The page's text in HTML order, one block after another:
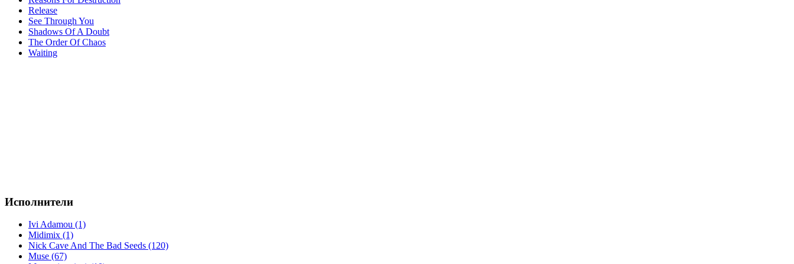
Release
See Through You
Shadows Of A Doubt
The Order Of Chaos
Waiting
Исполнители
Ivi Adamou (1)
Midimix (1)
Nick Cave And The Bad Seeds (120)
Muse (67)